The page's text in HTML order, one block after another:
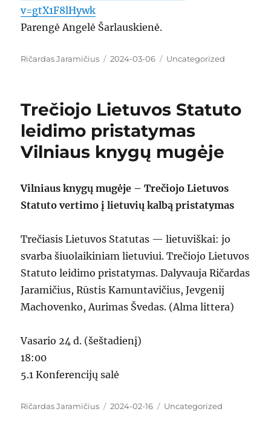
v=gtX1F8lHywk
Parengė Angelė Šarlauskienė.
Author
Ričardas Jaramičius
Posted
2024-03-06 Categories
Uncategorized
Trečiojo Lietuvos Statuto
leidimo pristatymas
Vilniaus knygų mugėje
Vilniaus knygų mugėje – Trečiojo Lietuvos
Statuto vertimo į lietuvių kalbą pristatymas
Trečiasis Lietuvos Statutas — lietuviškai: jo
svarba šiuolaikiniam lietuviui. Trečiojo Lietuvos
Statuto leidimo pristatymas. Dalyvauja Ričardas
Jaramičius, Rūstis Kamuntavičius, Jevgenij
Machovenko, Aurimas Švedas. (Alma littera)
Vasario 24 d. (šeštadienį)
18:00
5.1 Konferencijų salė
Author
Ričardas Jaramičius
Posted
2024-02-16 Categories
Uncategorized